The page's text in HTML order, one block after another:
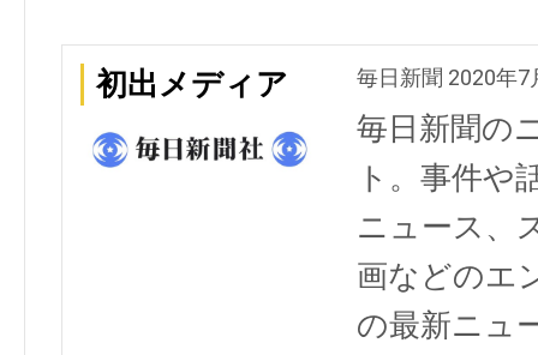
初出メディア 毎日新聞 2020年7
毎日新聞の
ト。事件や
ニュース、
画などのエ
の最新ニュ